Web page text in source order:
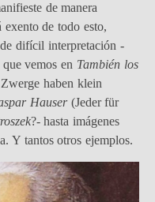
de manera
de todo esto,
difícil interpretación -
vemos en También los
haben klein
Hauser(Jeder für
?- hasta imágenes
Y tantos otros ejemplos.